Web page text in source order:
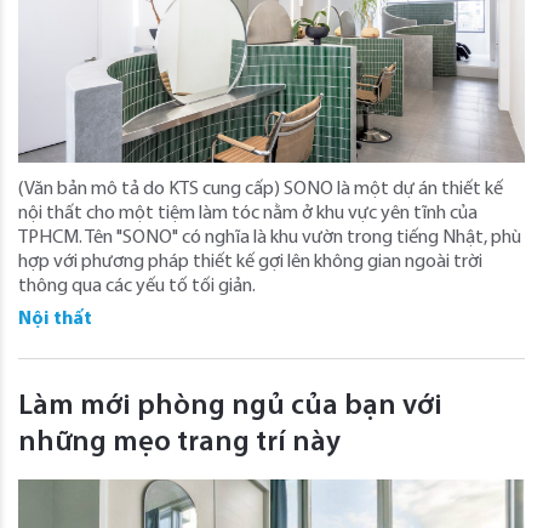
(Văn bản mô tả do KTS cung cấp) SONO là một dự án thiết kế
nội thất cho một tiệm làm tóc nằm ở khu vực yên tĩnh của
TPHCM. Tên "SONO" có nghĩa là khu vườn trong tiếng Nhật, phù
hợp với phương pháp thiết kế gợi lên không gian ngoài trời
thông qua các yếu tố tối giản.
Nội thất
Làm mới phòng ngủ của bạn với
những mẹo trang trí này